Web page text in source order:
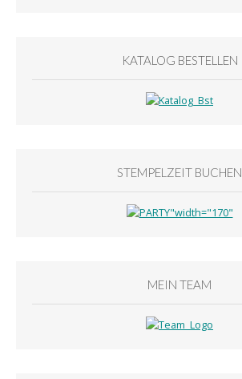
KATALOG BESTELLEN
STEMPELZEIT BUCHEN
MEIN TEAM